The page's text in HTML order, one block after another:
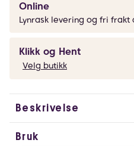
Online
Lynrask levering og fri frakt
Klikk og Hent
Velg butikk
Beskrivelse
Bruk